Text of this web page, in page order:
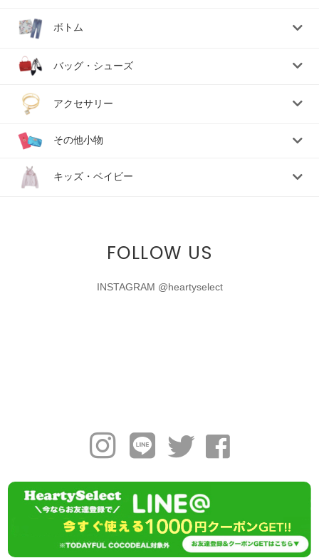
ボトム
バッグ・シューズ
アクセサリー
その他小物
キッズ・ベイビー
FOLLOW US
INSTAGRAM @heartyselect